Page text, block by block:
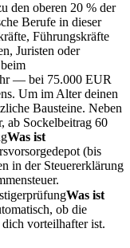
den oberen 20 % der
Berufe in dieser
Führungskräfte
Juristen oder
— bei 75.000 EUR
Um im Alter deinen
Bausteine. Neben
ab Sockelbeitrag 60
Was ist
(bis
in der Steuererklärung
Was ist
ob die
dich vorteilhafter ist.